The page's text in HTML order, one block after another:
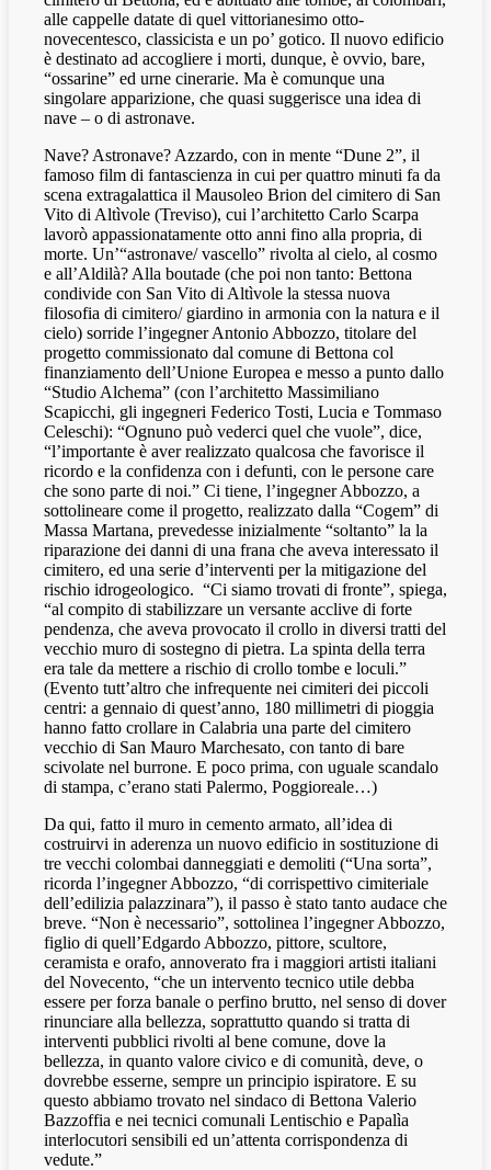
alle cappelle datate di quel vittorianesimo otto-
novecentesco, classicista e un po’ gotico. Il nuovo edificio
è destinato ad accogliere i morti, dunque, è ovvio, bare,
“ossarine” ed urne cinerarie. Ma è comunque una
singolare apparizione, che quasi suggerisce una idea di
nave – o di astronave.
Nave? Astronave? Azzardo, con in mente “Dune 2”, il
famoso film di fantascienza in cui per quattro minuti fa da
scena extragalattica il Mausoleo Brion del cimitero di San
Vito di Altìvole (Treviso), cui l’architetto Carlo Scarpa
lavorò appassionatamente otto anni fino alla propria, di
morte. Un’“astronave/ vascello” rivolta al cielo, al cosmo
e all’Aldilà? Alla boutade (che poi non tanto: Bettona
condivide con San Vito di Altìvole la stessa nuova
filosofia di cimitero/ giardino in armonia con la natura e il
cielo) sorride l’ingegner Antonio Abbozzo, titolare del
progetto commissionato dal comune di Bettona col
finanziamento dell’Unione Europea e messo a punto dallo
“Studio Alchema” (con l’architetto Massimiliano
Scapicchi, gli ingegneri Federico Tosti, Lucia e Tommaso
Celeschi): “Ognuno può vederci quel che vuole”, dice,
“l’importante è aver realizzato qualcosa che favorisce il
ricordo e la confidenza con i defunti, con le persone care
che sono parte di noi.” Ci tiene, l’ingegner Abbozzo, a
sottolineare come il progetto, realizzato dalla “Cogem” di
Massa Martana, prevedesse inizialmente “soltanto” la la
riparazione dei danni di una frana che aveva interessato il
cimitero, ed una serie d’interventi per la mitigazione del
rischio idrogeologico. “Ci siamo trovati di fronte”, spiega,
“al compito di stabilizzare un versante acclive di forte
pendenza, che aveva provocato il crollo in diversi tratti del
vecchio muro di sostegno di pietra. La spinta della terra
era tale da mettere a rischio di crollo tombe e loculi.”
(Evento tutt’altro che infrequente nei cimiteri dei piccoli
centri: a gennaio di quest’anno, 180 millimetri di pioggia
hanno fatto crollare in Calabria una parte del cimitero
vecchio di San Mauro Marchesato, con tanto di bare
scivolate nel burrone. E poco prima, con uguale scandalo
di stampa, c’erano stati Palermo, Poggioreale…)
Da qui, fatto il muro in cemento armato, all’idea di
costruirvi in aderenza un nuovo edificio in sostituzione di
tre vecchi colombai danneggiati e demoliti (“Una sorta”,
ricorda l’ingegner Abbozzo, “di corrispettivo cimiteriale
dell’edilizia palazzinara”), il passo è stato tanto audace che
breve. “Non è necessario”, sottolinea l’ingegner Abbozzo,
figlio di quell’Edgardo Abbozzo, pittore, scultore,
ceramista e orafo, annoverato fra i maggiori artisti italiani
del Novecento, “che un intervento tecnico utile debba
essere per forza banale o perfino brutto, nel senso di dover
rinunciare alla bellezza, soprattutto quando si tratta di
interventi pubblici rivolti al bene comune, dove la
bellezza, in quanto valore civico e di comunità, deve, o
dovrebbe esserne, sempre un principio ispiratore. E su
questo abbiamo trovato nel sindaco di Bettona Valerio
Bazzoffia e nei tecnici comunali Lentischio e Papalìa
interlocutori sensibili ed un’attenta corrispondenza di
vedute.”